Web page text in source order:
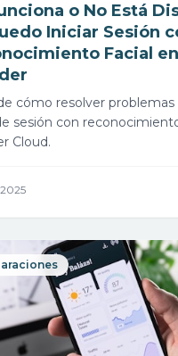
o No Está
Iniciar Sesión
Facial
cómo resolver problemas
sesión con
Cloud.